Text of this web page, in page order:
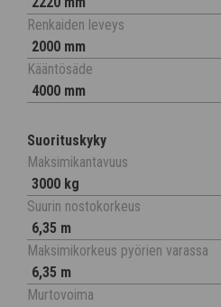
Renkaiden leveys
2000 mm
Kääntösäde
4000 mm
Suorituskyky
Maksimikantavuus
3000 kg
Suurin nostokorkeus
6,35 m
Maksimikorkeus pyörien varassa
6,35 m
Murtovoima